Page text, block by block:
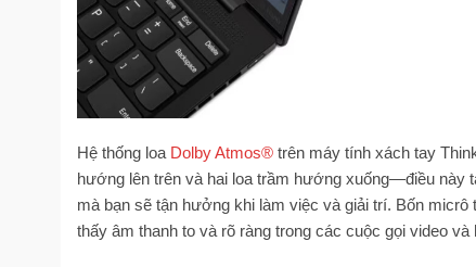
Hệ thống loa Dolby Atmos® trên máy tính xách tay
hướng lên trên và hai loa trầm hướng xuống—điều này
mà bạn sẽ tận hưởng khi làm việc và giải trí. Bốn
thấy âm thanh to và rõ ràng trong các cuộc gọi video và